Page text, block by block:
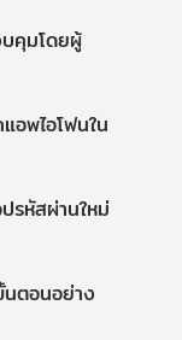
คุมโดยผู้
อพไอโฟนใน
รหัสผ่านใหม่
นตอนอย่าง